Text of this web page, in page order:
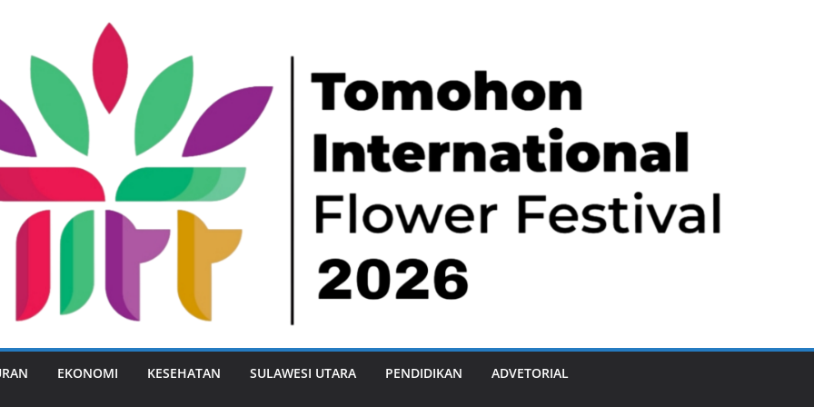
EKONOMI KESEHATAN SULAWESI UTARA PENDIDIKAN ADVETORIAL